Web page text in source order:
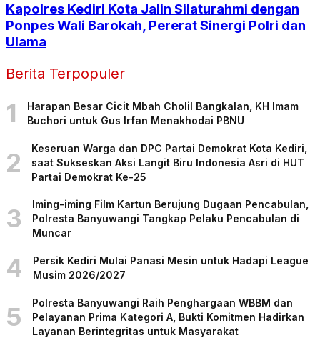
Kapolres Kediri Kota Jalin Silaturahmi dengan
Ponpes Wali Barokah, Pererat Sinergi Polri dan
Ulama
Berita Terpopuler
1
Harapan Besar Cicit Mbah Cholil Bangkalan, KH Imam
Buchori untuk Gus Irfan Menakhodai PBNU
2
Keseruan Warga dan DPC Partai Demokrat Kota Kediri,
saat Sukseskan Aksi Langit Biru Indonesia Asri di HUT
Partai Demokrat Ke-25
3
Iming-iming Film Kartun Berujung Dugaan Pencabulan,
Polresta Banyuwangi Tangkap Pelaku Pencabulan di
Muncar
4
Persik Kediri Mulai Panasi Mesin untuk Hadapi League
Musim 2026/2027
5
Polresta Banyuwangi Raih Penghargaan WBBM dan
Pelayanan Prima Kategori A, Bukti Komitmen Hadirkan
Layanan Berintegritas untuk Masyarakat